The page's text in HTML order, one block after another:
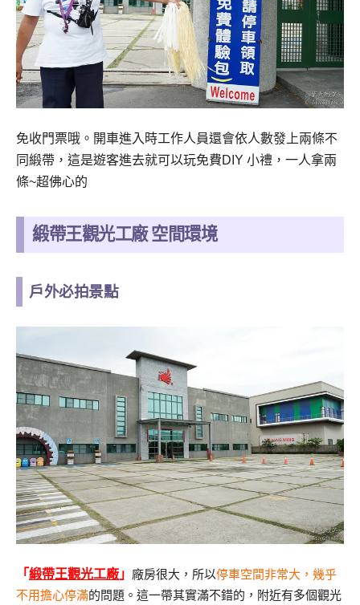
免收門票哦。開車進入時工作人員還會依人數發上兩條不
同緞帶， 這是遊客進去就可以玩免費DIY 小禮，一人拿兩
條~超佛心的
緞帶王觀光工廠 空間環境
戶外必拍景點
「緞帶王觀光工廠 」 廠房很大，所以停車空間非常大，幾乎
不用擔心停滿的問題。這一帶其實滿不錯的，附近有多個觀光